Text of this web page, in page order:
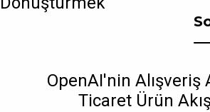
OpenAI'nin Alışveriş
Ticaret Ürün